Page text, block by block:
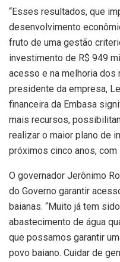
“Esses resultados, que
desenvolvimento
fruto de uma gestão
investimento de R$ 949
acesso e na melhoria
presidente da empresa,
financeira da Embasa
mais recursos,
realizar o maior plano de
próximos cinco anos, com
O governador Jerônimo
do Governo garantir
baianas. “Muito já tem
abastecimento de água
que possamos garantir
povo baiano. Cuidar de